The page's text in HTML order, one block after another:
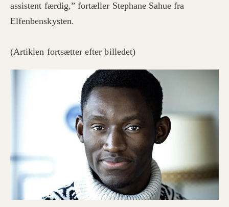
assistent færdig,” fortæller Stephane Sahue fra
Elfenbenskysten.
(Artiklen fortsætter efter billedet)